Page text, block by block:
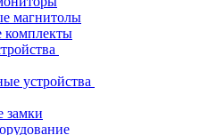
магнитолы
комплекты
устройства
замки